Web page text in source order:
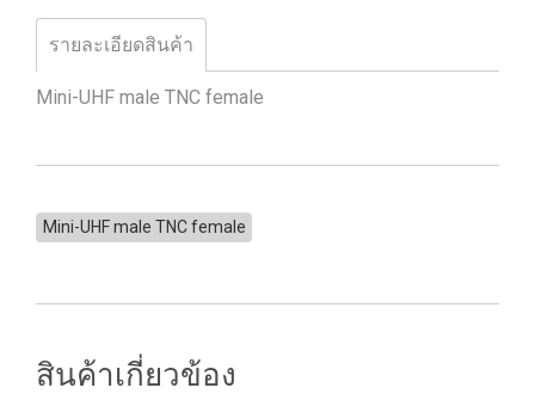
รายละเอียดสินค้า
Mini-UHF male TNC female
Mini-UHF male TNC female
สินค้าเกี่ยวข้อง